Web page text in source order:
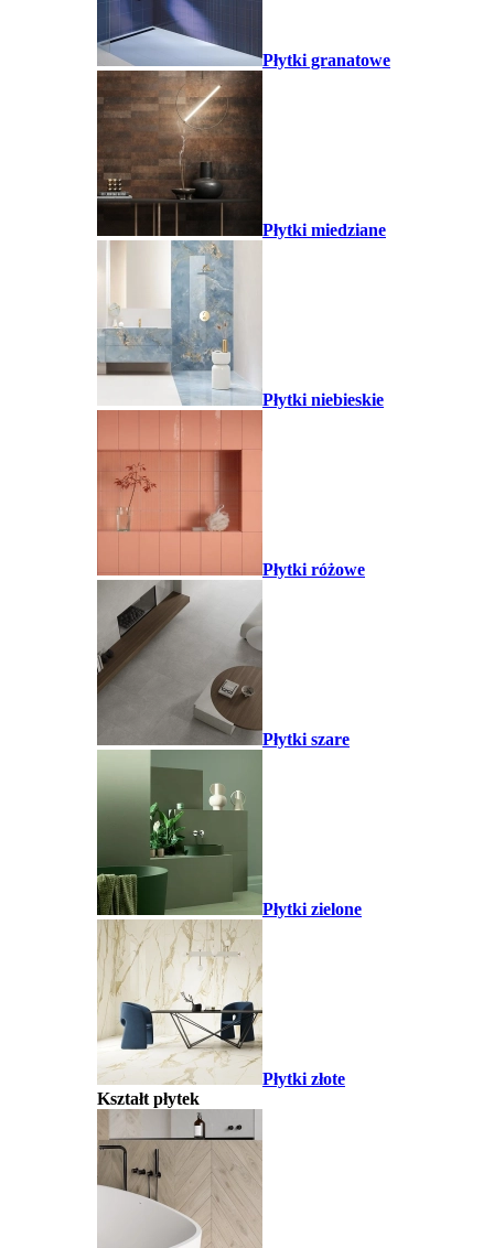
Płytki granatowe
Płytki miedziane
Płytki niebieskie
Płytki różowe
Płytki szare
Płytki zielone
Płytki złote
Kształt płytek